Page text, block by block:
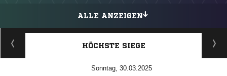
ALLE ANZEIGEN
HÖCHSTE SIEGE
Sonntag, 30.03.2025